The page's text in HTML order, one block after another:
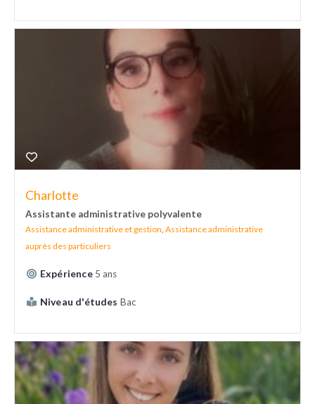
Charlotte
Assistante administrative polyvalente
Assistance administrative et gestion, Assistance administrative
auprès des particuliers
Expérience 5 ans
Niveau d'études Bac